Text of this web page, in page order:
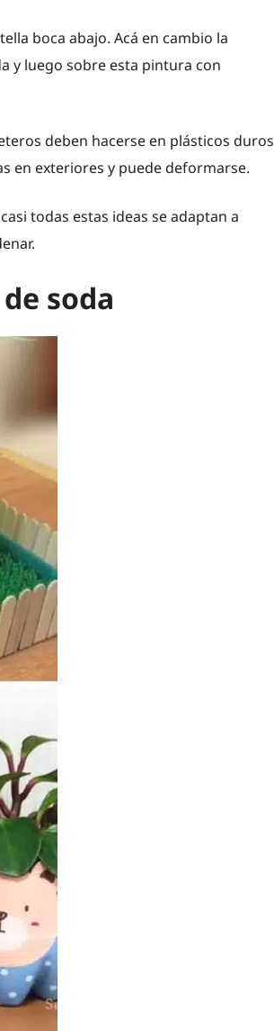
boca abajo. Acá en cambio la
y luego sobre esta pintura con
deben hacerse en plásticos duros
en exteriores y puede deformarse.
todas estas ideas se adaptan a
soda